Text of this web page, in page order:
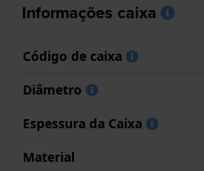
Informações caixa
Código de caixa
Diâmetro
Espessura da Caixa
Material